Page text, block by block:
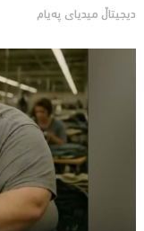
دیجیتاڵ میدیاى پەیام